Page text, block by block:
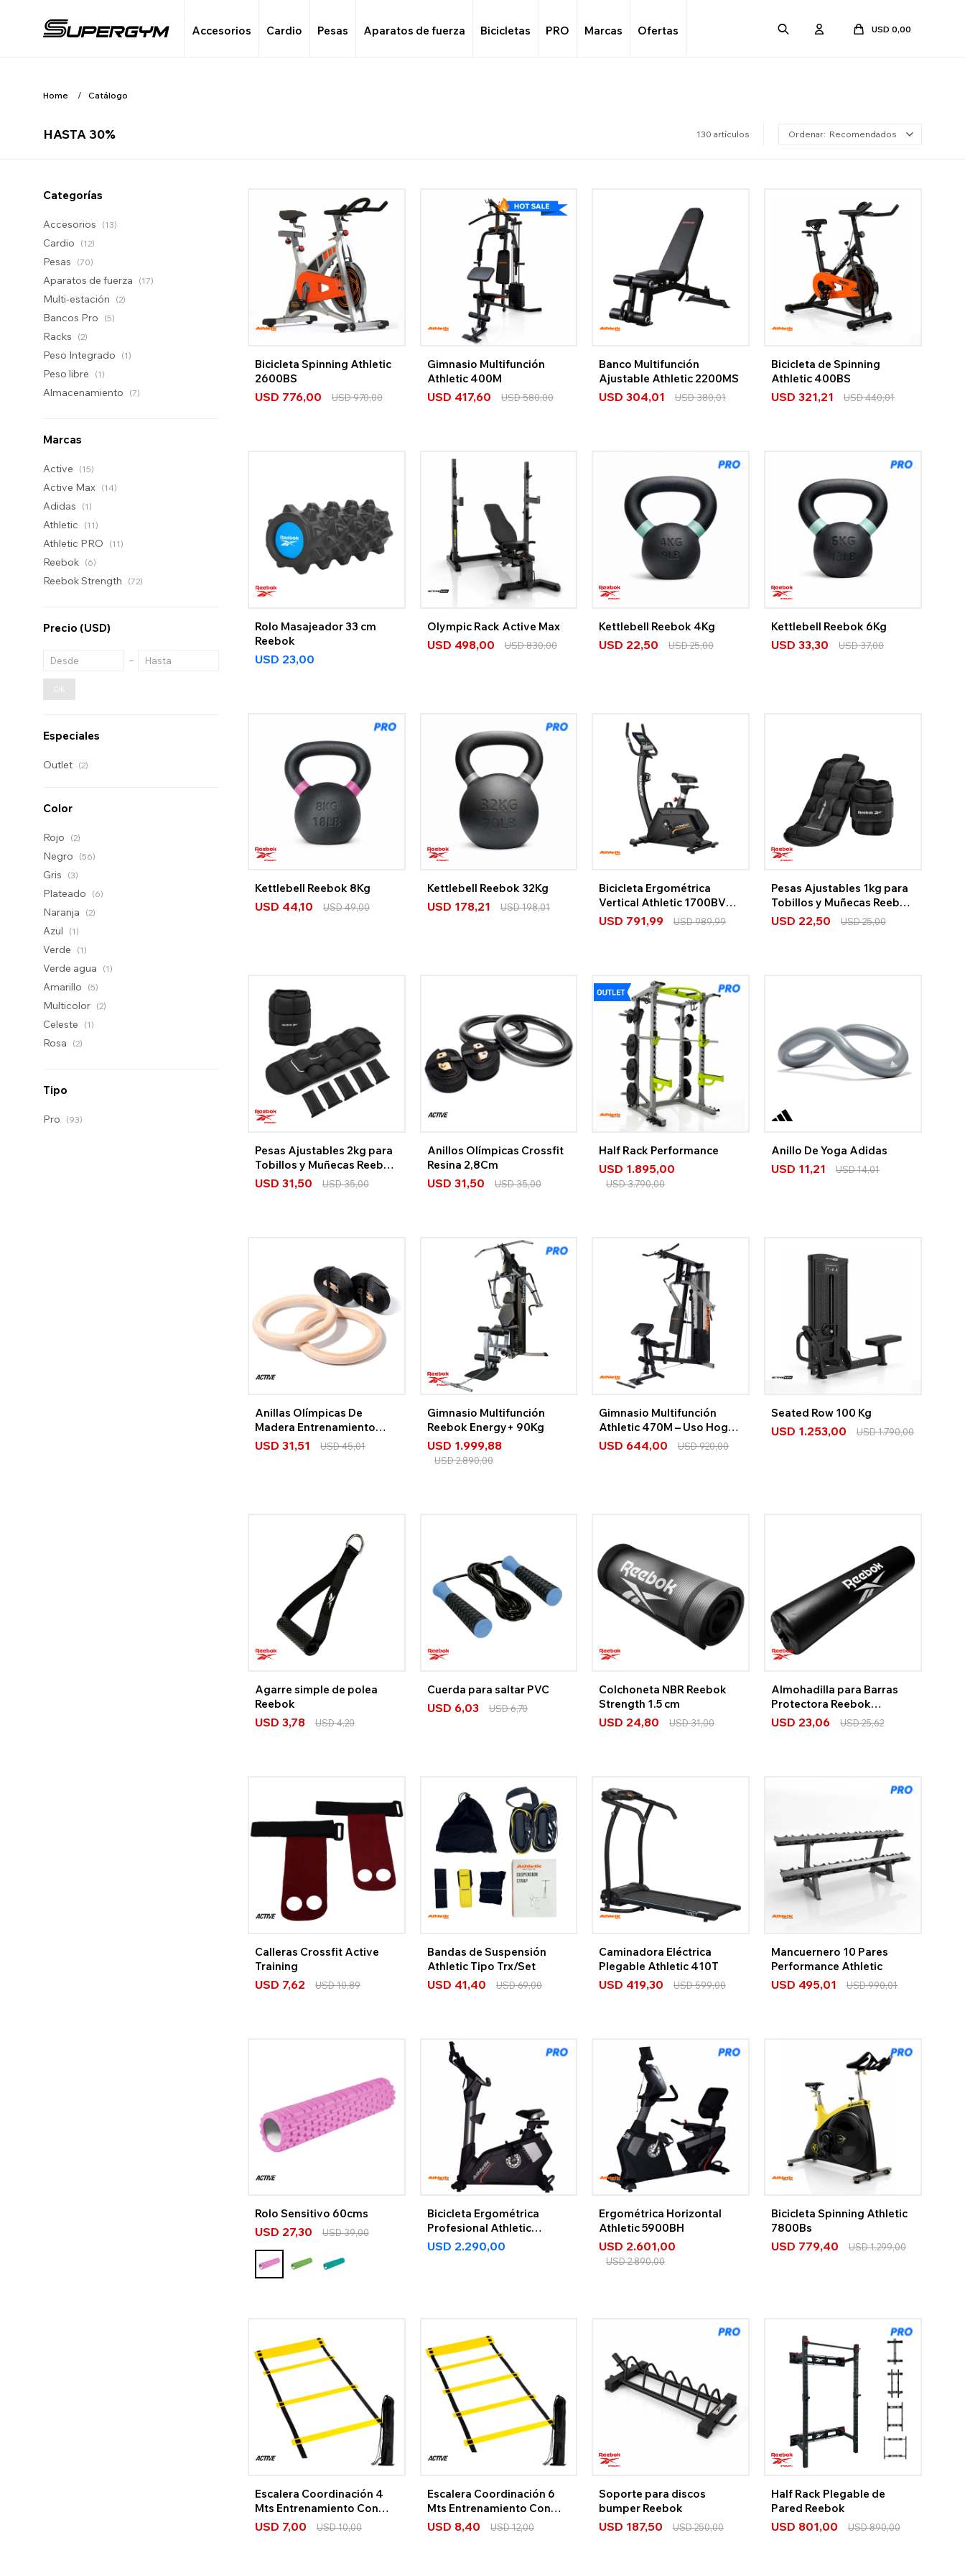
Accesorios Cardio Pesas Aparatos de fuerza Bicicletas PRO Marcas Ofertas USD 0,00
Home Catálogo
HASTA 30% 130 artículos Recomendados
Bicicleta Spinning Athletic
2600BS
USD 776,00 USD970,00
Gimnasio Multifunción
Athletic 400M
USD 417,60 USD580,00
Banco Multifunción
Ajustable Athletic 2200MS
USD 304,01 USD380,01
Bicicleta de Spinning
Athletic 400BS
USD 321,21 USD440,01
Rolo Masajeador 33 cm
Reebok
USD 23,00
Olympic Rack Active Max
USD 498,00 USD830,00
Kettlebell Reebok 4Kg
USD 22,50 USD25,00
Kettlebell Reebok 6Kg
USD 33,30 USD37,00
Kettlebell Reebok 8Kg
USD 44,10 USD49,00
Kettlebell Reebok 32Kg
USD 178,21 USD198,01
Bicicleta Ergométrica
Vertical Athletic 1700BVP
Bluetooth
USD 791,99 USD989,99
Pesas Ajustables 1kg para
Tobillos y Muñecas Reebok
Strength
USD 22,50 USD25,00
Pesas Ajustables 2kg para
Tobillos y Muñecas Reebok
Strength
USD 31,50 USD35,00
Anillos Olímpicas Crossfit
Resina 2,8Cm
USD 31,50 USD35,00
Half Rack Performance
USD 1.895,00
USD3.790,00
Anillo De Yoga Adidas
USD 11,21 USD14,01
Anillas Olímpicas De
Madera Entrenamiento
Funcional Crossfit
USD 31,51 USD45,01
Gimnasio Multifunción
Reebok Energy+ 90Kg
USD 1.999,88
USD2.890,00
Gimnasio Multifunción
Athletic 470M – Uso Hogar
65kg
USD 644,00 USD920,00
Seated Row 100 Kg
USD 1.253,00 USD1.790,00
Agarre simple de polea
Reebok
USD 3,78 USD4,20
Cuerda para saltar PVC
USD 6,03 USD6,70
Colchoneta NBR Reebok
Strength 1.5 cm
USD 24,80 USD31,00
Almohadilla para Barras
Protectora Reebok
Strength
USD 23,06 USD25,62
Calleras Crossfit Active
Training
USD 7,62 USD10,89
Bandas de Suspensión
Athletic Tipo Trx/Set
USD 41,40 USD69,00
Caminadora Eléctrica
Plegable Athletic 410T
USD 419,30 USD599,00
Mancuernero 10 Pares
Performance Athletic
USD 495,01 USD990,01
Rolo Sensitivo 60cms
USD 27,30 USD39,00
Bicicleta Ergométrica
Profesional Athletic
5900BV
USD 2.290,00
Ergométrica Horizontal
Athletic 5900BH
USD 2.601,00
USD2.890,00
Bicicleta Spinning Athletic
7800Bs
USD 779,40 USD1.299,00
Escalera Coordinación 4
Mts Entrenamiento Con
Bolso
USD 7,00 USD10,00
Escalera Coordinación 6
Mts Entrenamiento Con
Bolso
USD 8,40 USD12,00
Soporte para discos
bumper Reebok
USD 187,50 USD250,00
Half Rack Plegable de
Pared Reebok
USD 801,00 USD890,00
Categorías
Accesorios (13)
Cardio (12)
Pesas (70)
Aparatos de fuerza (17)
Multi-estación (2)
Bancos Pro (5)
Racks (2)
Peso Integrado (1)
Peso libre (1)
Almacenamiento (7)
Marcas
Active (15)
Active Max (14)
Adidas (1)
Athletic (11)
Athletic PRO (11)
Reebok (6)
Reebok Strength (72)
Precio (USD)
OK
Especiales
Outlet (2)
Color
Rojo (2)
Negro (56)
Gris (3)
Plateado (6)
Naranja (2)
Azul (1)
Verde (1)
Verde agua (1)
Amarillo (5)
Multicolor (2)
Celeste (1)
Rosa (2)
Tipo
Pro (93)